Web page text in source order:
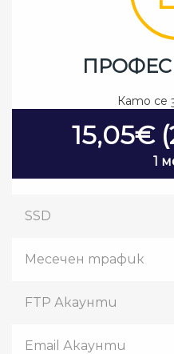
Като се
15,05€
1
SSD
Месечен трафик
FTP Акаунти
Email Акаунти